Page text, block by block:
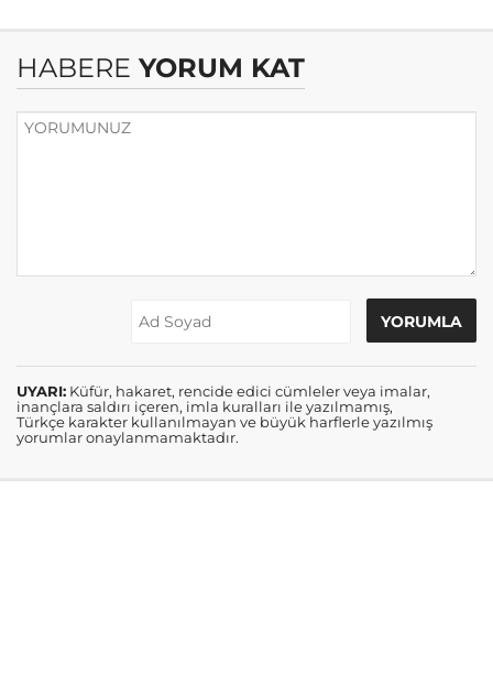
HABERE YORUM KAT
UYARI: Küfür, hakaret, rencide edici cümleler veya imalar,
inançlara saldırı içeren, imla kuralları ile yazılmamış,
Türkçe karakter kullanılmayan ve büyük harflerle yazılmış
yorumlar onaylanmamaktadır.